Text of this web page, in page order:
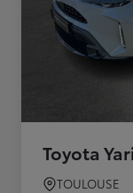
Toyota
TOULOUSE